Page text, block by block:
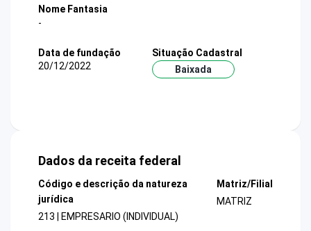
Nome Fantasia
-
Data de fundação
20/12/2022
Situação Cadastral
Baixada
Dados da receita federal
Código e descrição da natureza
jurídica
213 | EMPRESARIO (INDIVIDUAL)
Matriz/Filial
MATRIZ